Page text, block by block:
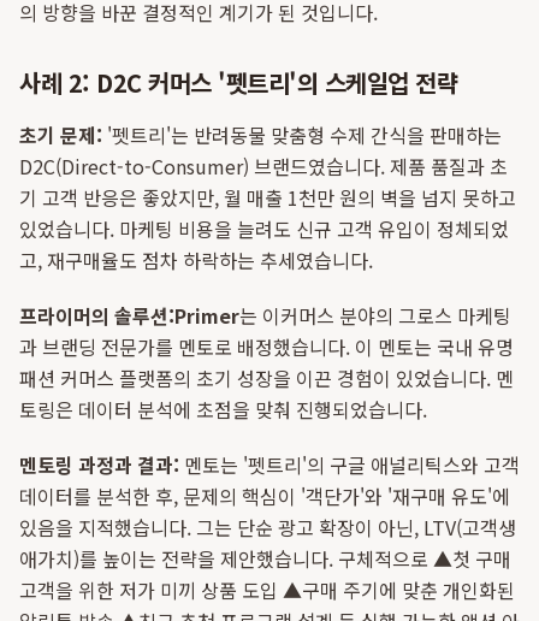
의 방향을 바꾼 결정적인 계기가 된 것입니다.
사례 2: D2C 커머스 '펫트리'의 스케일업 전략
초기 문제: '펫트리'는 반려동물 맞춤형 수제 간식을 판매하는
D2C(Direct-to-Consumer) 브랜드였습니다. 제품 품질과 초
기 고객 반응은 좋았지만, 월 매출 1천만 원의 벽을 넘지 못하고
있었습니다. 마케팅 비용을 늘려도 신규 고객 유입이 정체되었
고, 재구매율도 점차 하락하는 추세였습니다.
프라이머의 솔루션:Primer는 이커머스 분야의 그로스 마케팅
과 브랜딩 전문가를 멘토로 배정했습니다. 이 멘토는 국내 유명
패션 커머스 플랫폼의 초기 성장을 이끈 경험이 있었습니다. 멘
토링은 데이터 분석에 초점을 맞춰 진행되었습니다.
멘토링 과정과 결과: 멘토는 '펫트리'의 구글 애널리틱스와 고객
데이터를 분석한 후, 문제의 핵심이 '객단가'와 '재구매 유도'에
있음을 지적했습니다. 그는 단순 광고 확장이 아닌, LTV(고객생
애가치)를 높이는 전략을 제안했습니다. 구체적으로 ▲첫 구매
고객을 위한 저가 미끼 상품 도입 ▲구매 주기에 맞춘 개인화된